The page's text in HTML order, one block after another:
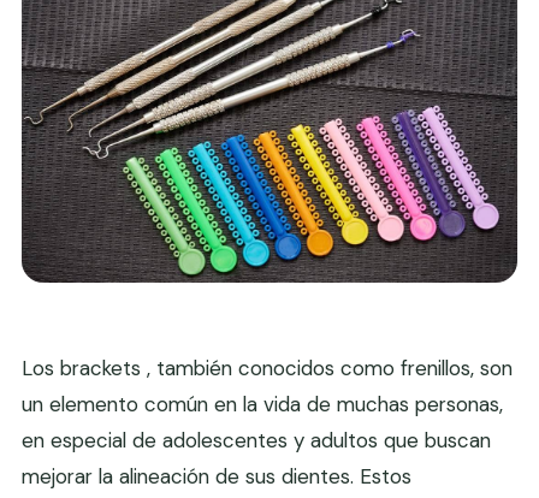
Los brackets , también conocidos como frenillos, son
un elemento común en la vida de muchas personas,
en especial de adolescentes y adultos que buscan
mejorar la alineación de sus dientes. Estos